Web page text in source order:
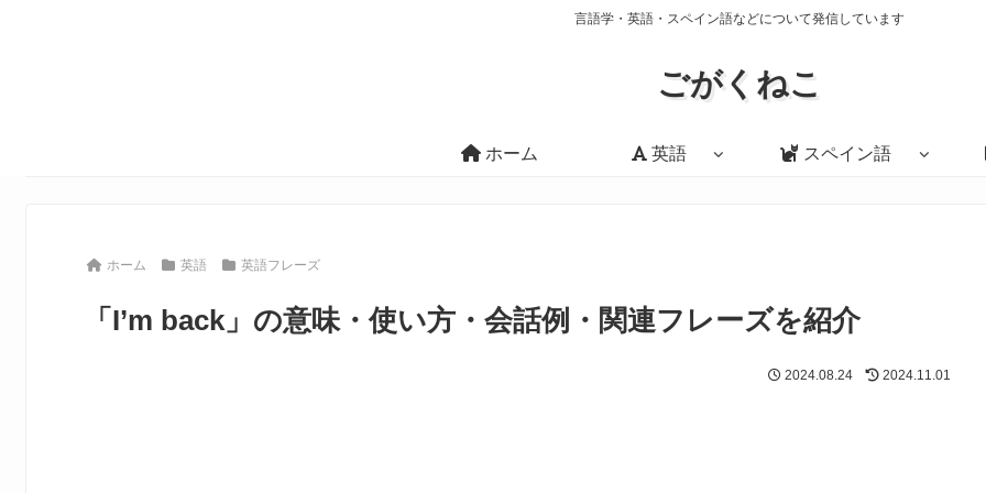
言語学・英語・スペイン語などについて発信しています
ごがくねこ
ホーム 英語 スペイン語
ホーム 英語 英語フレーズ
「I’m back」の意味・使い方・会話例・関連フレーズを紹介
2024.08.24 2024.11.01